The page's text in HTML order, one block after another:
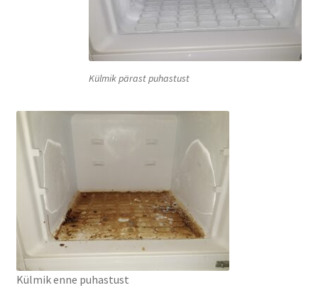
Külmik pärast puhastust
Külmik enne puhastust